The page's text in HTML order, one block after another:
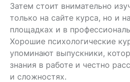
Затем стоит внимательно
только на сайте курса, но и
площадках и в
Хорошие психологические
упоминают выпускники,
знания в работе и честно
и сложностях.